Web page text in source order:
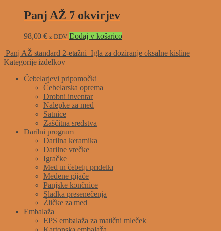
Panj AŽ 7 okvirjev
98,00 € z DDV Dodaj v košarico
Panj AŽ standard 2-etažni Igla za doziranje oksalne kisline
Kategorije izdelkov
Čebelarjevi pripomočki
Čebelarska oprema
Drobni inventar
Nalepke za med
Satnice
Zaščitna sredstva
Darilni program
Darilna keramika
Darilne vrečke
Igračke
Med in čebelji pridelki
Medene pijače
Panjske končnice
Sladka presenečenja
Žličke za med
Embalaža
EPS embalaža za matični mleček
Kartonska embalaža